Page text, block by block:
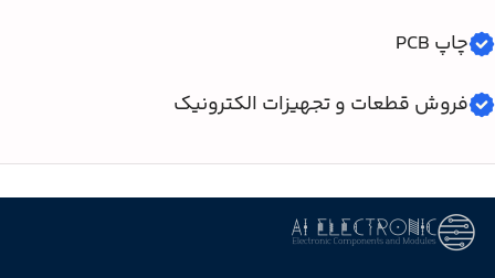
چاپ PCB
فروش قطعات و تجهیزات الکترونیک